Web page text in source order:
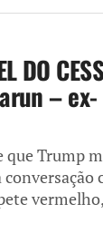
DO
– ex-
que Trump
vermelho,